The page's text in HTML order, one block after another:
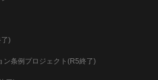
)
ン条例プロジェクト(R5終了)